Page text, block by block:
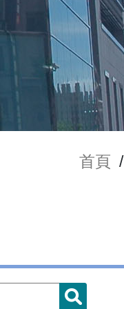
首頁 /